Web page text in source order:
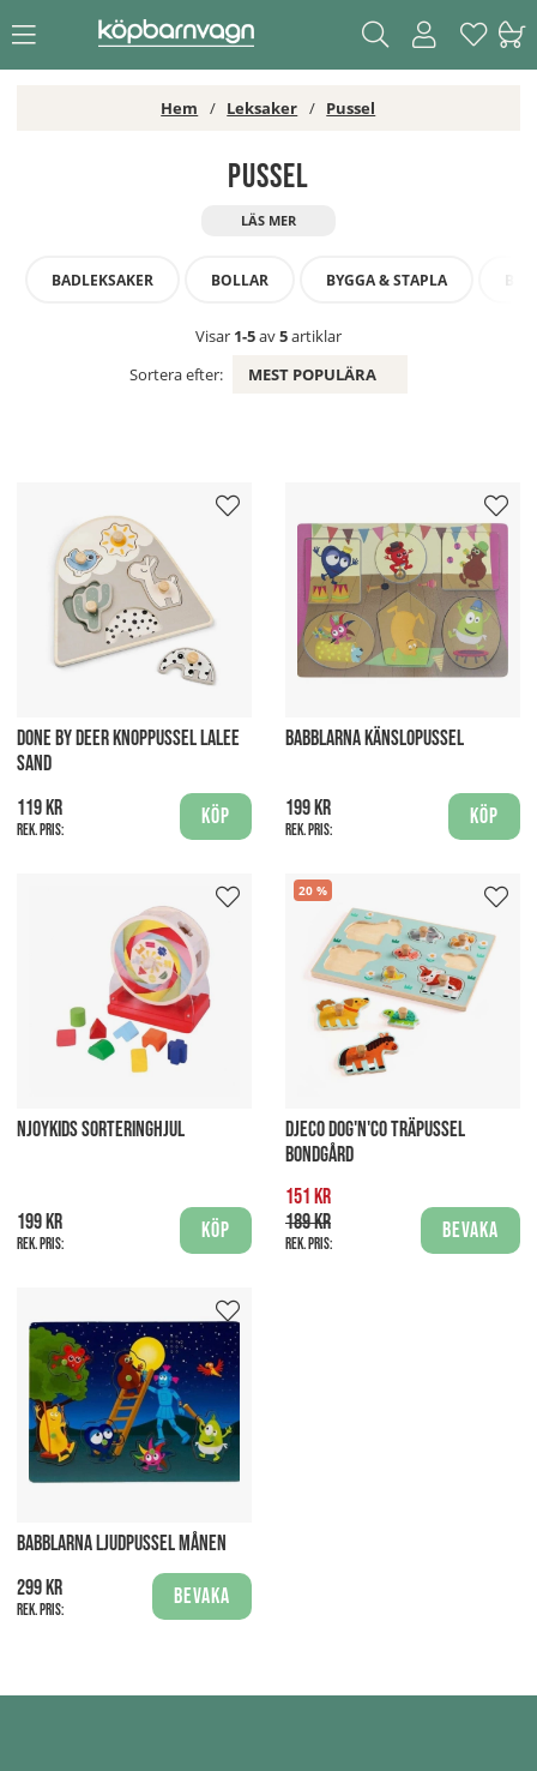
Hem Leksaker Pussel
Pussel
BADLEKSAKER BOLLAR BYGGA & STAPLA
Visar 1-5av5artiklar
Sortera efter:
MEST POPULÄRA
DONE BY DEER KNOPPUSSEL LALEE
SAND
119 kr
Rek. pris:
Köp
BABBLARNA KÄNSLOPUSSEL
199 kr
Rek. pris:
Köp
NJOYKIDS SORTERINGHJUL
199 kr
Rek. pris:
Köp
20
DJECO DOG'N'CO TRÄPUSSEL
BONDGÅRD
151 kr
189 kr
Rek. pris:
Bevaka
BABBLARNA LJUDPUSSEL MÅNEN
299 kr
Rek. pris:
Bevaka